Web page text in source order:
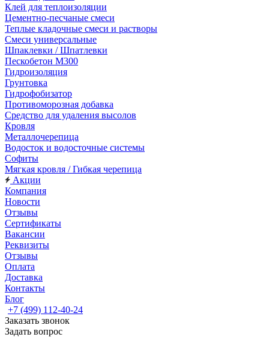
Клей для теплоизоляции
Цементно-песчаные смеси
Теплые кладочные смеси и растворы
Смеси универсальные
Шпаклевки / Шпатлевки
Пескобетон М300
Гидроизоляция
Грунтовка
Гидрофобизатор
Противоморозная добавка
Средство для удаления высолов
Кровля
Металлочерепица
Водосток и водосточные системы
Софиты
Мягкая кровля / Гибкая черепица
Акции
Компания
Новости
Отзывы
Сертификаты
Вакансии
Реквизиты
Отзывы
Оплата
Доставка
Контакты
Блог
+7 (499) 112-40-24
Заказать звонок
Задать вопрос